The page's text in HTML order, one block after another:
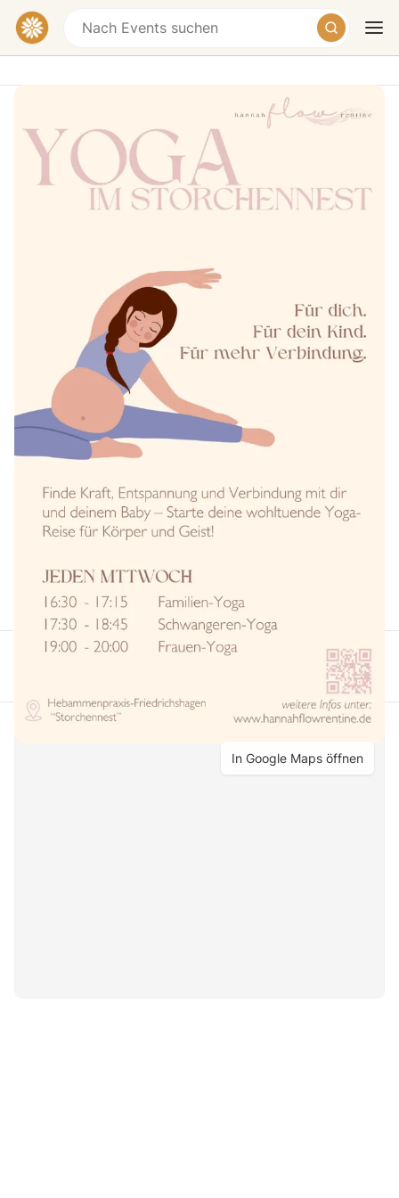
Fürstenwalder Damm 426, 12587 Berlin-
Treptow-Köpenick, Deutschland
unterstützen deinen Körper, fördern dein Wohlbefinden
und vertiefen die Verbindung zu deinem Baby. Atem-
und Entspannungstechniken helfen dir, innerlich zur
Ruhe zu kommen, den Geist zu klären und dich auf die
Geburt vorzubereiten. Dieser Kurs ist speziell auf die
Bedürfnisse werdender Mütter abgestimmt und bietet
Raum für Austausch, Verbindung und gegenseitige
Unterstützung.
zur Geburt empfohlen – aber vor allem höre auf
deinen Körper und wähle den Zeitpunkt, der sich für
dich am besten anfühlt.
Yoga Deutsch
In Google Maps öffnen